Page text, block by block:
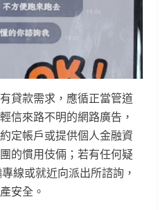
貸款需求，應循正當管道
信來路不明的網路廣告，
定帳戶或提供個人金融資
的慣用伎倆；若有任何疑
線或就近向派出所諮詢，
安全。